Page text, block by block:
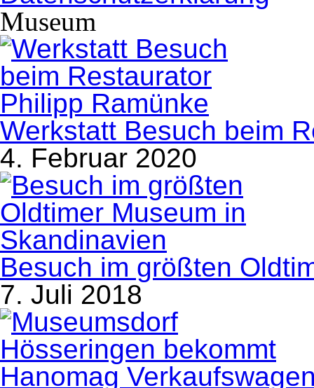
Museum
Werkstatt Besuch beim
4. Februar 2020
Besuch im größten
7. Juli 2018